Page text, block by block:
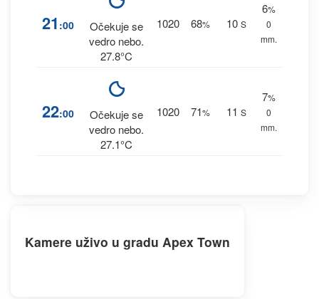
21 :00
Očekuje se
vedro nebo.
27.8°C
1020 68% 10 S
6%
0
mm.
22:00
Očekuje se
vedro nebo.
27.1°C
1020 71% 11 S
7%
0
mm.
Kamere uživo u gradu Apex Town